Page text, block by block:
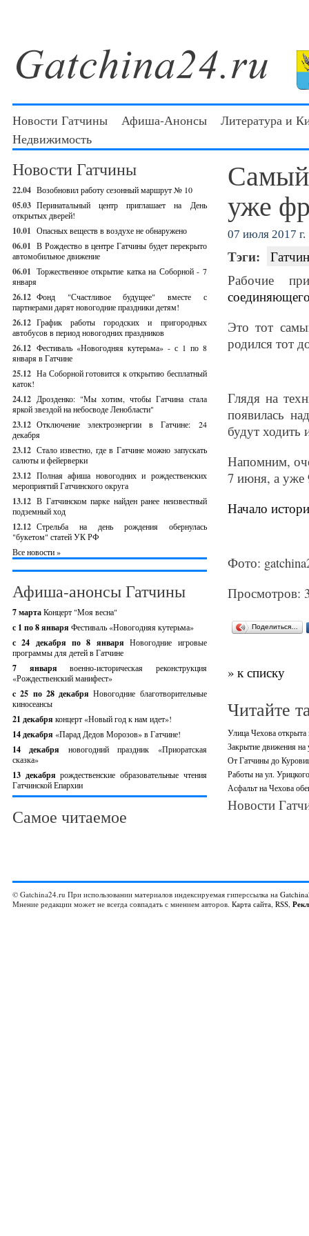
Новости Гатчины Афиша-Анонсы
Литература и
Недвижимость
Новости Гатчины
22.04 Возобновил работу сезонный маршрут № 10
05.03 Перинатальный центр приглашает на День
открытых дверей!
10.01 Опасных веществ в воздухе не обнаружено
06.01 В Рождество в центре Гатчины будет перекрыто
автомобильное движение
06.01 Торжественное открытие катка на Соборной - 7
января
26.12 Фонд "Счастливое будущее" вместе с
партнерами дарят новогодние праздники детям!
26.12 График работы городских и пригородных
автобусов в период новогодних праздников
26.12 Фестиваль «Новогодняя кутерьма» - с 1 по 8
января в Гатчине
25.12 На Соборной готовится к открытию бесплатный
каток!
24.12 Дрозденко: "Мы хотим, чтобы Гатчина стала
яркой звездой на небосводе Ленобласти"
23.12 Отключение электроэнергии в Гатчине: 24
декабря
23.12 Стало известно, где в Гатчине можно запускать
салюты и фейерверки
23.12 Полная афиша новогодних и рождественских
мероприятий Гатчинского округа
13.12 В Гатчинском парке найден ранее неизвестный
подземный ход
12.12 Стрельба на день рождения обернулась
"букетом" статей УК РФ
Все новости »
Афиша-анонсы Гатчины
7 мартаКонцерт "Моя весна"
с 1 по 8 января Фестиваль «Новогодняя кутерьма»
с 24 декабря по 8 январяНовогодние игровые
программы для детей в Гатчине
7 январявоенно-историческая реконструкция
«Рождественский манифест»
c 25 по 28 декабряНовогодние благотворительные
киносеансы
21 декабря концерт «Новый год к нам идет»!
14 декабря «Парад Дедов Морозов» в Гатчине!
14 декабря новогодний праздник «Приоратская
сказка»
13 декабрярождественские образовательные чтения
Гатчинской Епархии
Самое читаемое
Самый
уже
07 июля 2017 г.
Тэги:
Рабочие
Это тот
родился тот
Глядя на
появилась
будут
Напомним,
7 июня, а уже
Начало
Фото:
Просмотров:
Поделиться…
» к списку
Читайте
Улица Чехова открыта
Закрытие движения
От Гатчины до
Работы на ул.
Асфальт на Чехова
Новости
© Gatchina24.ru При использовании материалов индексируемая гиперссылка на
Мнение редакции может не всегда совпадать с мнением авторов. Карта сайта, RSS,